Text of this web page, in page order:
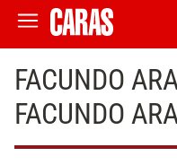
FACUNDO
FACUNDO